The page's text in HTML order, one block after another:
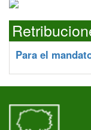
Para el